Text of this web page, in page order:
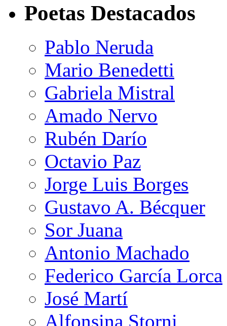
Poetas Destacados
Pablo Neruda
Mario Benedetti
Gabriela Mistral
Amado Nervo
Rubén Darío
Octavio Paz
Jorge Luis Borges
Gustavo A. Bécquer
Sor Juana
Antonio Machado
Federico García Lorca
José Martí
Alfonsina Storni